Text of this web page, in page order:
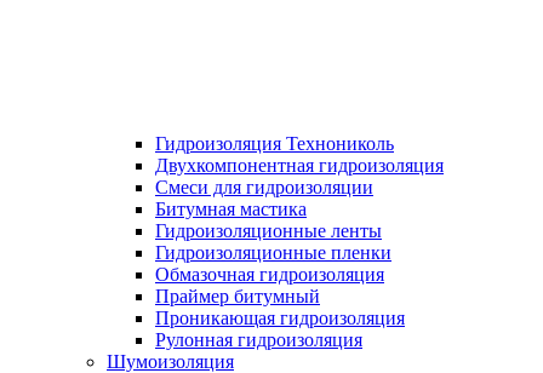
Гидроизоляция Технониколь
Двухкомпонентная гидроизоляция
Смеси для гидроизоляции
Битумная мастика
Гидроизоляционные ленты
Гидроизоляционные пленки
Обмазочная гидроизоляция
Праймер битумный
Проникающая гидроизоляция
Рулонная гидроизоляция
Шумоизоляция